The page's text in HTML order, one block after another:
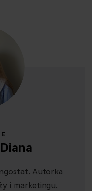
Autorka
i marketingu.